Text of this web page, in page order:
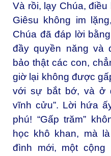
Và rồi, lạy Chúa,
Giêsu không im
Chúa đã đáp lời
đầy quyền năng và
bảo thật các con,
giờ lại không được
với sự bắt bớ, và ở
vĩnh cửu”. Lời hứa
phú! “Gấp trăm”
học khô khan, mà
đình mới, một